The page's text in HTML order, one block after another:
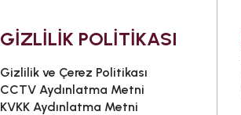
GİZLİLİK POLİTİKASI
Gizlilik ve Çerez Politikası
CCTV Aydınlatma Metni
KVKK Aydınlatma Metni